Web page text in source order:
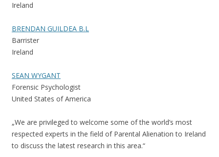
Ireland
BRENDAN GUILDEA B.L
Barrister
Ireland
SEAN WYGANT
Forensic Psychologist
United States of America
„We are privileged to welcome some of the world’s most
respected experts in the field of Parental Alienation to Ireland
to discuss the latest research in this area.“